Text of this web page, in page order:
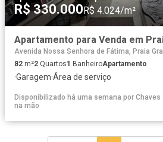
R$ 330.000R$ 4.024/m²
Avenida Nossa Senhora de Fátima, Praia
82 m²2 Quartos1 BanheiroApartamento
·Garagem·Área de serviço
Disponibilizado há uma semana por Chaves
na mão